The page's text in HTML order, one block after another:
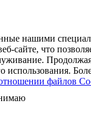
нашими
сайте, что
использования.
файлов